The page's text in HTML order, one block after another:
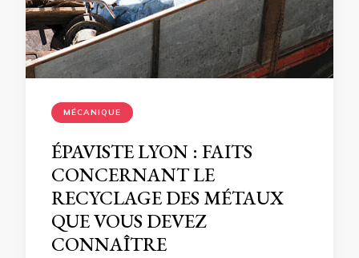
MÉCANIQUE
ÉPAVISTE LYON : FAITS
CONCERNANT LE
RECYCLAGE DES MÉTAUX
QUE VOUS DEVEZ
CONNAÎTRE